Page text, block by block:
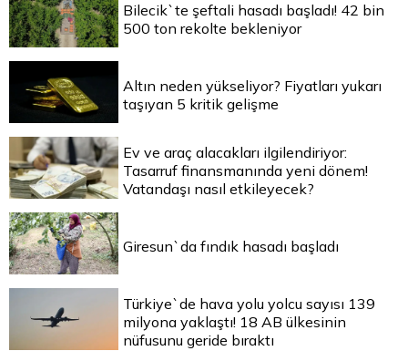
Bilecik`te şeftali hasadı başladı! 42 bin
500 ton rekolte bekleniyor
Altın neden yükseliyor? Fiyatları yukarı
taşıyan 5 kritik gelişme
Ev ve araç alacakları ilgilendiriyor:
Tasarruf finansmanında yeni dönem!
Vatandaşı nasıl etkileyecek?
Giresun`da fındık hasadı başladı
Türkiye`de hava yolu yolcu sayısı 139
milyona yaklaştı! 18 AB ülkesinin
nüfusunu geride bıraktı